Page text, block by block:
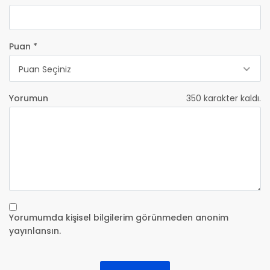
Puan *
Puan Seçiniz
Yorumun 350 karakter kaldı.
Yorumumda kişisel bilgilerim görünmeden anonim
yayınlansın.